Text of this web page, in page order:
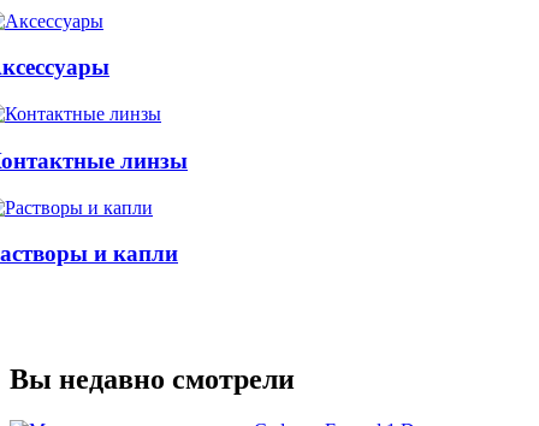
линзы
и капли
Вы недавно смотрели